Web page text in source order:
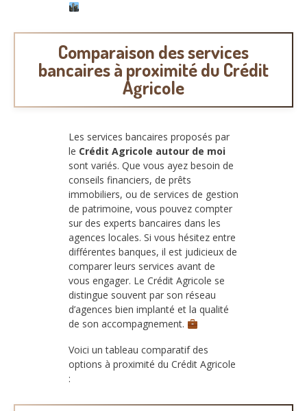
Comparaison des services
bancaires à proximité du Crédit
Agricole
Les services bancaires proposés par
le Crédit Agricole autour de moi
sont variés. Que vous ayez besoin de
conseils financiers, de prêts
immobiliers, ou de services de gestion
de patrimoine, vous pouvez compter
sur des experts bancaires dans les
agences locales. Si vous hésitez entre
différentes banques, il est judicieux de
comparer leurs services avant de
vous engager. Le Crédit Agricole se
distingue souvent par son réseau
d’agences bien implanté et la qualité
de son accompagnement.
Voici un tableau comparatif des
options à proximité du Crédit Agricole
: